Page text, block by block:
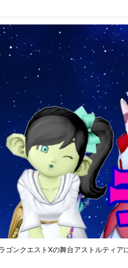
ゴンクエストⅩの舞台アストルティア